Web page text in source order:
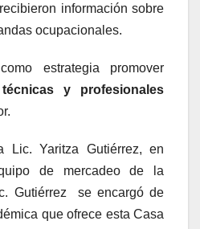
información sobre
ocupacionales.
estrategia promover
y profesionales
Lic. Yaritza Gutiérrez, en
de mercadeo de la
Gutiérrez se encargó de
que ofrece esta Casa